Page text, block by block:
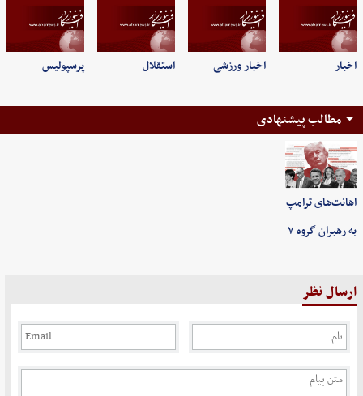
اخبار اخبار ورزشی استقلال پرسپولیس
مطالب پیشنهادی
اهانت‌های ترامپ
به رهبران گروه ۷
ارسال نظر